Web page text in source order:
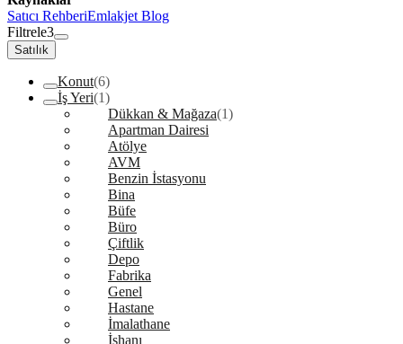
Satıcı RehberiEmlakjet Blog
Filtrele3
Satılık
Konut(6)
İş Yeri(1)
Dükkan & Mağaza(1)
Apartman Dairesi
Atölye
AVM
Benzin İstasyonu
Bina
Büfe
Büro
Çiftlik
Depo
Fabrika
Genel
Hastane
İmalathane
İşhanı